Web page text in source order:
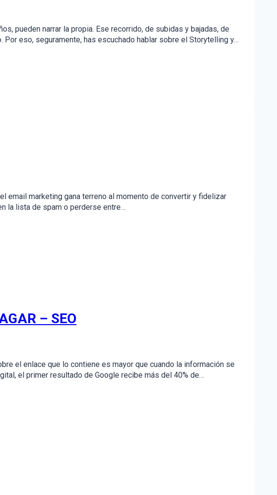
pueden narrar la propia. Ese recorrido, de subidas y bajadas, de
eso, seguramente, has escuchado hablar sobre el Storytelling y…
email marketing gana terreno al momento de convertir y fidelizar
la lista de spam o perderse entre…
– SEO
el enlace que lo contiene es mayor que cuando la información se
el primer resultado de Google recibe más del 40% de…